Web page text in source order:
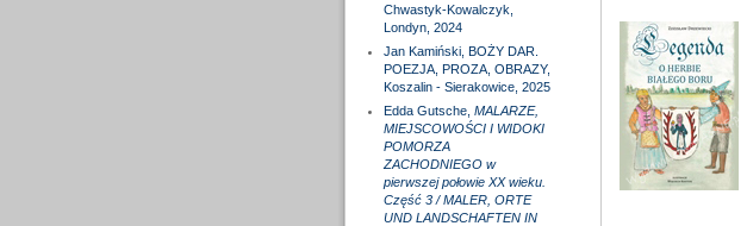
Chwastyk-Kowalczyk,
Londyn, 2024
Jan Kamiński, BOŻY DAR.
POEZJA, PROZA, OBRAZY,
Koszalin - Sierakowice, 2025
Edda Gutsche, MALARZE,
MIEJSCOWOŚCI I WIDOKI
POMORZA
ZACHODNIEGO w
pierwszej połowie XX wieku.
Część 3 / MALER, ORTE
UND LANDSCHAFTEN IN